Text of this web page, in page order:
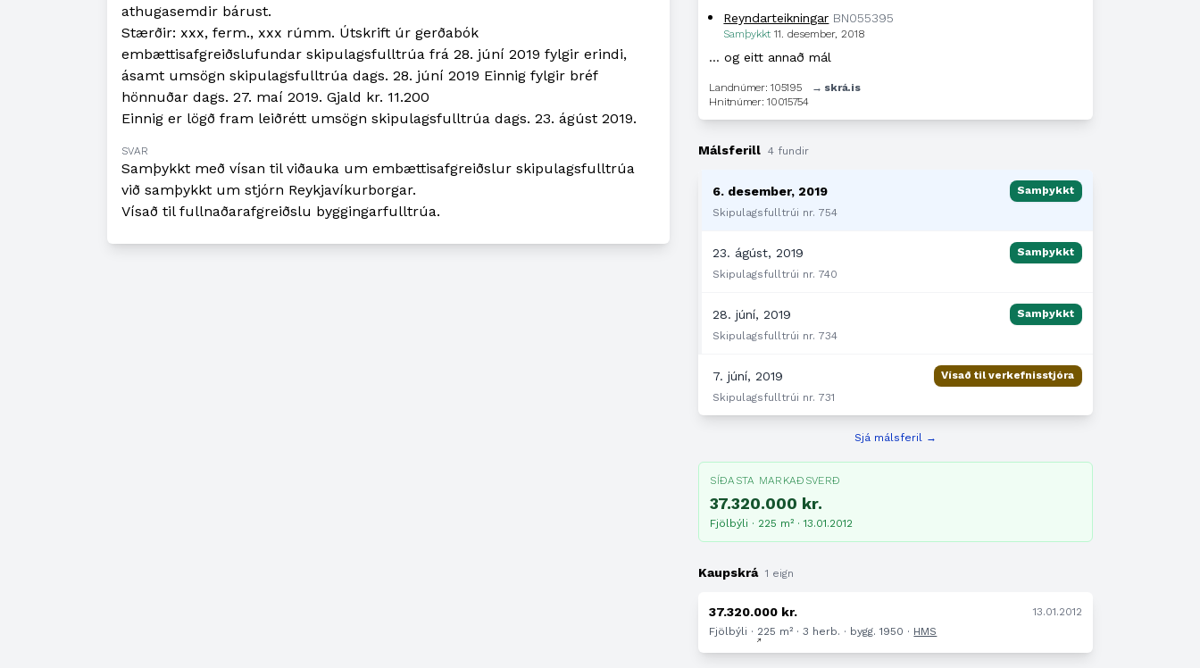
athugasemdir bárust.
Stærðir: xxx, ferm., xxx rúmm. Útskrift úr gerðabók
embættisafgreiðslufundar skipulagsfulltrúa frá 28. júní 2019 fylgir erindi,
ásamt umsögn skipulagsfulltrúa dags. 28. júní 2019 Einnig fylgir bréf
hönnuðar dags. 27. maí 2019. Gjald kr. 11.200
Einnig er lögð fram leiðrétt umsögn skipulagsfulltrúa dags. 23. ágúst 2019.
SVAR
Samþykkt með vísan til viðauka um embættisafgreiðslur skipulagsfulltrúa
við samþykkt um stjórn Reykjavíkurborgar.
Vísað til fullnaðarafgreiðslu byggingarfulltrúa.
Reyndarteikningar BN055395
Samþykkt11. desember, 2018
… og eitt annað mál
Landnúmer: 105195
→ skrá.is
Hnitnúmer: 10015754
Málsferill 4 fundir
6. desember, 2019
Samþykkt
Skipulagsfulltrúi nr. 754
23. ágúst, 2019
Samþykkt
Skipulagsfulltrúi nr. 740
28. júní, 2019
Samþykkt
Skipulagsfulltrúi nr. 734
7. júní, 2019
Vísað til verkefnisstjóra
Skipulagsfulltrúi nr. 731
Sjá málsferil →
SÍÐASTA MARKAÐSVERÐ
37.320.000 kr.
Fjölbýli · 225 m² · 13.01.2012
Kaupskrá 1 eign
37.320.000 kr.
13.01.2012
Fjölbýli · 225 m² · 3 herb. · bygg. 1950 · HMS